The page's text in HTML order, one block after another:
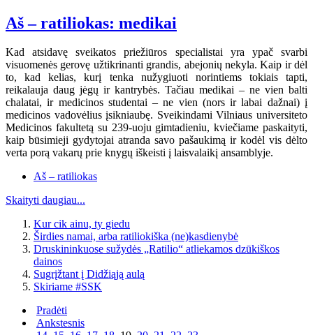
Aš – ratiliokas: medikai
Kad atsidavę sveikatos priežiūros specialistai yra ypač svarbi
visuomenės gerovę užtikrinanti grandis, abejonių nekyla. Kaip ir dėl
to, kad kelias, kurį tenka nužygiuoti norintiems tokiais tapti,
reikalauja daug jėgų ir kantrybės. Tačiau medikai – ne vien balti
chalatai, ir medicinos studentai – ne vien (nors ir labai dažnai) į
medicinos vadovėlius įsikniaubę. Sveikindami Vilniaus universiteto
Medicinos fakultetą su 239-uoju gimtadieniu, kviečiame paskaityti,
kaip būsimieji gydytojai atranda savo pašaukimą ir kodėl vis dėlto
verta porą vakarų prie knygų iškeisti į laisvalaikį ansamblyje.
Aš – ratiliokas
Skaityti daugiau...
Kur cik ainu, ty giedu
Širdies namai, arba ratiliokiška (ne)kasdienybė
Druskininkuose sužydės „Ratilio“ atliekamos dzūkiškos
dainos
Sugrįžtant į Didžiąją aulą
Skiriame #SSK
Pradėti
Ankstesnis